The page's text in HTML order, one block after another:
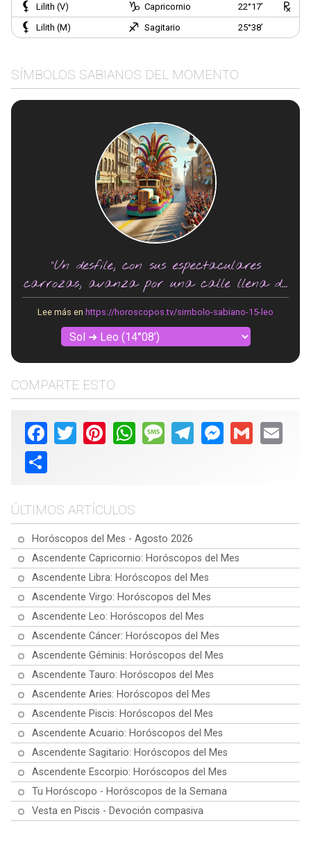
Lilith (V)
Capricornio
22°17’
Lilith (M)
Sagitario 25°38’
SÍMBOLOS SABIANOS DEL MOMENTO
"Un desfile, con sus espectaculares
carrozas, avanza por una calle llena de
gente vitoreando."
Lee más en https://horoscopos.tv/simbolo-sabiano-15-leo
COMPARTE ESTO
Facebook
Twitter PinterestWhatsAppMessageTelegramMessenger
Gmail Email
Share
ÚLTIMOS ARTÍCULOS
Horóscopos del Mes - Agosto 2026
Ascendente Capricornio: Horóscopos del Mes
Ascendente Libra: Horóscopos del Mes
Ascendente Virgo: Horóscopos del Mes
Ascendente Leo: Horóscopos del Mes
Ascendente Cáncer: Horóscopos del Mes
Ascendente Géminis: Horóscopos del Mes
Ascendente Tauro: Horóscopos del Mes
Ascendente Aries: Horóscopos del Mes
Ascendente Piscis: Horóscopos del Mes
Ascendente Acuario: Horóscopos del Mes
Ascendente Sagitario: Horóscopos del Mes
Ascendente Escorpio: Horóscopos del Mes
Tu Horóscopo - Horóscopos de la Semana
Vesta en Piscis - Devoción compasiva